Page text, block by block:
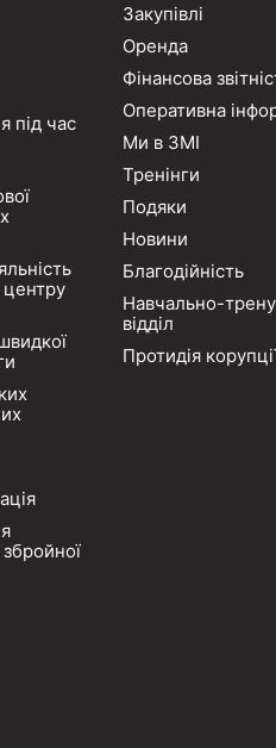
під час
центру
Закупівлі
Оренда
Фінансова
Оперативна
Ми в ЗМІ
Тренінги
Подяки
Новини
Благодійність
Навчально-
відділ
Протидія